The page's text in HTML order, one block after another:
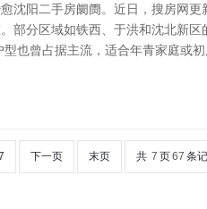
沈阳二手房阛阓。近日，搜房网
部分区域如铁西、于洪和沈北新
也曾占据主流，适合年青家庭或
下一页 末页 共 7 页67 条